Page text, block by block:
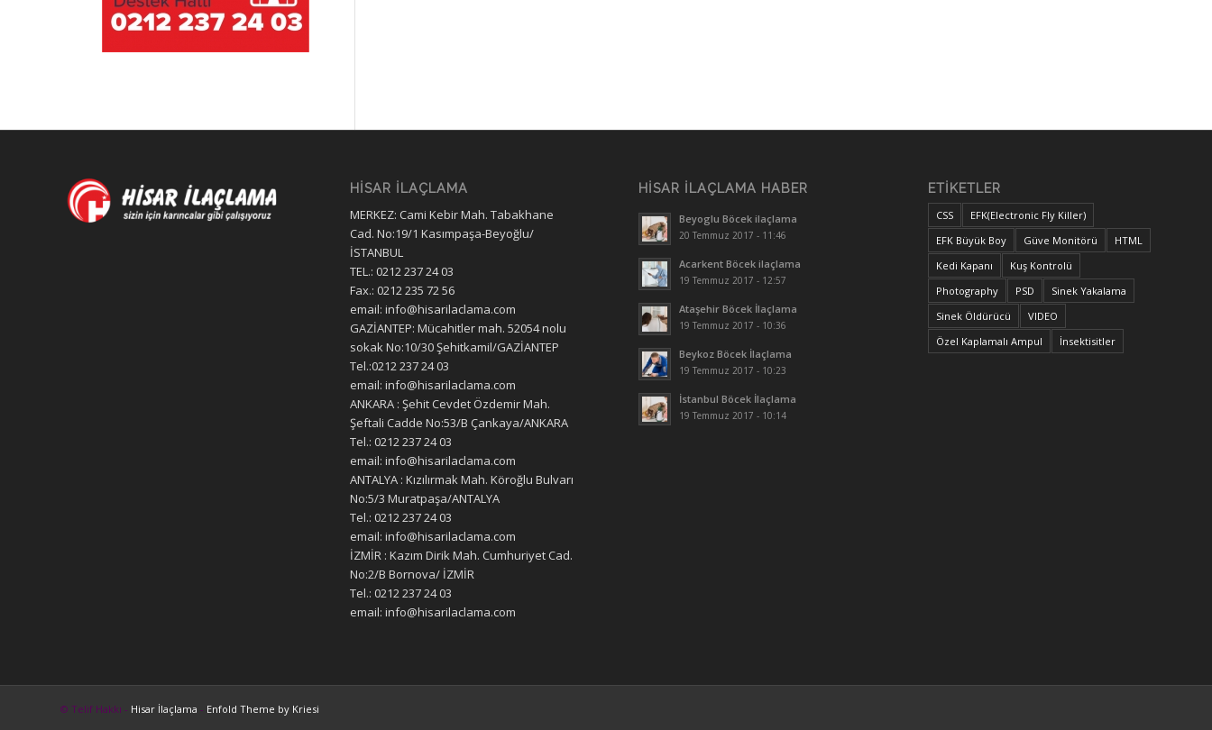
HİSAR İLAÇLAMA
MERKEZ: Cami Kebir Mah. Tabakhane
Cad. No:19/1 Kasımpaşa-Beyoğlu/
İSTANBUL
TEL.: 0212 237 24 03
Fax.: 0212 235 72 56
email: info@hisarilaclama.com
GAZİANTEP: Mücahitler mah. 52054 nolu
sokak No:10/30 Şehitkamil/GAZİANTEP
Tel.:0212 237 24 03
email: info@hisarilaclama.com
ANKARA : Şehit Cevdet Özdemir Mah.
Şeftali Cadde No:53/B Çankaya/ANKARA
Tel.: 0212 237 24 03
email: info@hisarilaclama.com
ANTALYA : Kızılırmak Mah. Köroğlu Bulvarı
No:5/3 Muratpaşa/ANTALYA
Tel.: 0212 237 24 03
email: info@hisarilaclama.com
İZMİR : Kazım Dirik Mah. Cumhuriyet Cad.
No:2/B Bornova/ İZMİR
Tel.: 0212 237 24 03
email: info@hisarilaclama.com
HISAR İLAÇLAMA HABER
Beyoglu Böcek ilaçlama
20 Temmuz 2017 - 11:46
Acarkent Böcek ilaçlama
19 Temmuz 2017 - 12:57
Ataşehir Böcek İlaçlama
19 Temmuz 2017 - 10:36
Beykoz Böcek İlaçlama
19 Temmuz 2017 - 10:23
İstanbul Böcek İlaçlama
19 Temmuz 2017 - 10:14
ETIKETLER
CSS
EFK(Electronic Fly Killer)
EFK Büyük Boy
Güve Monitörü
HTML
Kedi Kapanı
Kuş Kontrolü
Photography
PSD
Sinek Yakalama
Sinek Öldürücü
VIDEO
Özel Kaplamalı Ampul
İnsektisitler
© Telif Hakkı - Hisar İlaçlama - Enfold Theme by Kriesi